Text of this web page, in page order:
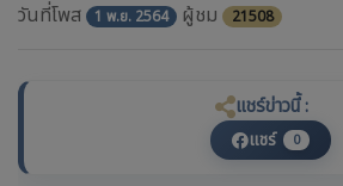
วันที่โพส 1 พ.ย. 2564 ผู้ชม 21508
แชร์ข่าวนี้ :
แชร์ 0